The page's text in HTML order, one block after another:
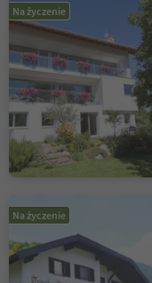
Na życzenie
Na życzenie